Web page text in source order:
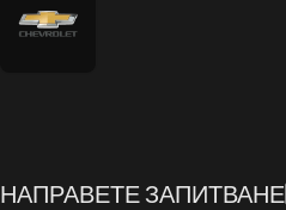
НАПРАВЕТЕ ЗАПИТВАНЕ